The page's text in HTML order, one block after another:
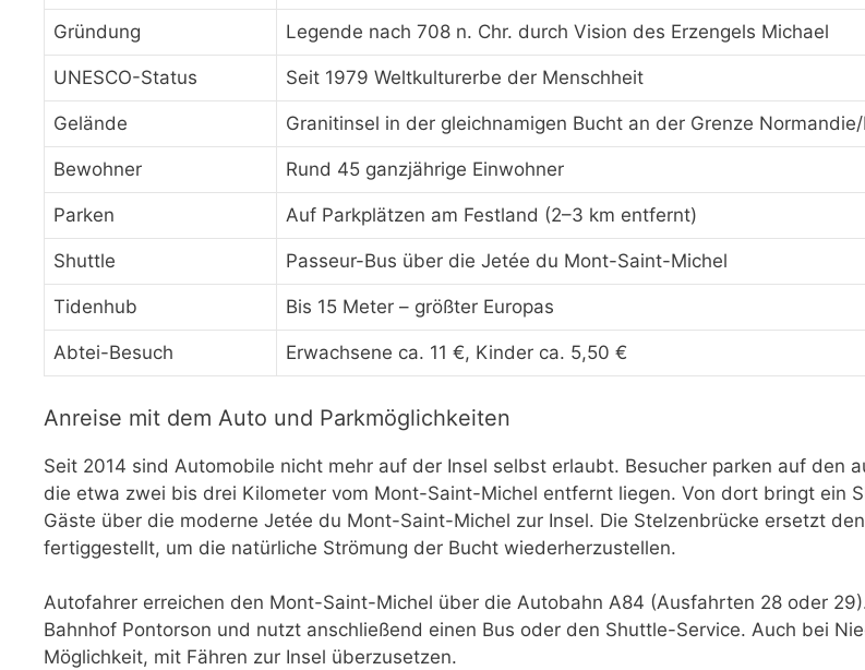
Gründung Legende nach 708 n. Chr. durch Vision des Erzengels Michael
UNESCO-Status Seit 1979 Weltkulturerbe der Menschheit
Gelände Granitinsel in der gleichnamigen Bucht an der Grenze
Bewohner Rund 45 ganzjährige Einwohner
Parken Auf Parkplätzen am Festland (2–3 km entfernt)
Shuttle Passeur-Bus über die Jetée du Mont-Saint-Michel
Tidenhub Bis 15 Meter – größter Europas
Abtei-Besuch Erwachsene ca. 11 €, Kinder ca. 5,50 €
Anreise mit dem Auto und Parkmöglichkeiten
Seit 2014 sind Automobile nicht mehr auf der Insel selbst erlaubt. Besucher parken auf den
die etwa zwei bis drei Kilometer vom Mont-Saint-Michel entfernt liegen. Von dort bringt ein
Gäste über die moderne Jetée du Mont-Saint-Michel zur Insel. Die Stelzenbrücke ersetzt
fertiggestellt, um die natürliche Strömung der Bucht wiederherzustellen.
Autofahrer erreichen den Mont-Saint-Michel über die Autobahn A84 (Ausfahrten 28 oder
Bahnhof Pontorson und nutzt anschließend einen Bus oder den Shuttle-Service. Auch bei
Möglichkeit, mit Fähren zur Insel überzusetzen.